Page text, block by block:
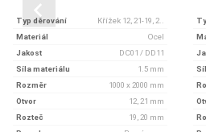
Typ děrování
Křížek 12, 21-19, 2..
Materiál
Ocel
Jakost
DC01 / DD11
Síla materiálu
1.5 mm
Rozměr
1000 x 2000 mm
Otvor
12, 21 mm
Rozteč
19, 20 mm